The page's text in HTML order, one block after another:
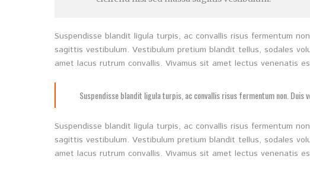
Suspendisse blandit ligula turpis, ac convallis risus fermentum
sagittis vestibulum. Vestibulum pretium blandit tellus, sodales
amet lacus rutrum convallis. Vivamus sit amet lectus venenatis
Suspendisse blandit ligula turpis, ac convallis risus fermentum non. Duis
Suspendisse blandit ligula turpis, ac convallis risus fermentum
sagittis vestibulum. Vestibulum pretium blandit tellus, sodales
amet lacus rutrum convallis. Vivamus sit amet lectus venenatis